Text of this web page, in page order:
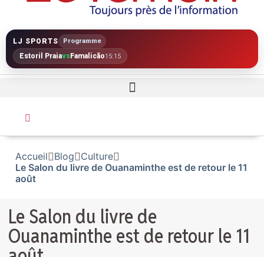
LJ SPORTS Programme
Estoril PraiavsFamalicão15:15
Accueil Blog
Culture
Le Salon du livre de Ouanaminthe est de retour le 11
août
Le Salon du livre de
Ouanaminthe est de retour le 11